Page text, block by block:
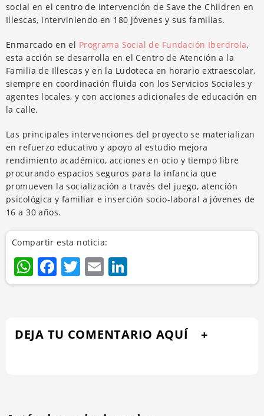
social en el centro de intervención de Save the Children en
Illescas, interviniendo en 180 jóvenes y sus familias.
Enmarcado en el Programa Social de Fundación Iberdrola,
esta acción se desarrolla en el Centro de Atención a la
Familia de Illescas y en la Ludoteca en horario extraescolar,
siempre en coordinación fluida con los Servicios Sociales y
agentes locales, y con acciones adicionales de educación en
la calle.
Las principales intervenciones del proyecto se materializan
en refuerzo educativo y apoyo al estudio mejora
rendimiento académico, acciones en ocio y tiempo libre
procurando espacios seguros para la infancia que
promueven la socialización a través del juego, atención
psicológica y familiar e inserción socio-laboral a jóvenes de
16 a 30 años.
Compartir esta noticia:
WhatsApp
Facebook
Twitter
Email
DEJA TU COMENTARIO AQUÍ